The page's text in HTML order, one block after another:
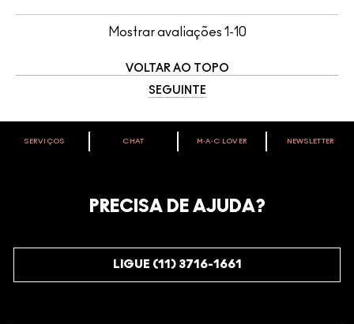
Mostrar avaliações 1-10
VOLTAR AO TOPO
SEGUINTE
VOCÊ É M·A·C LOVER?
começando com 10% de desconto na sua próxima compra.
SERVIÇOS CHAT M∙A∙C LOVER NEWSLETTER
PRECISA DE AJUDA?
LIGUE (11) 3716-1661